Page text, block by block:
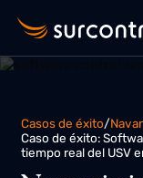
Casos de éxito/
Caso de éxito: Software para el control remoto y streaming en
tiempo real del USV